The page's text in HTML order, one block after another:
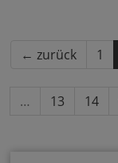
← zurück 1
…
13 14